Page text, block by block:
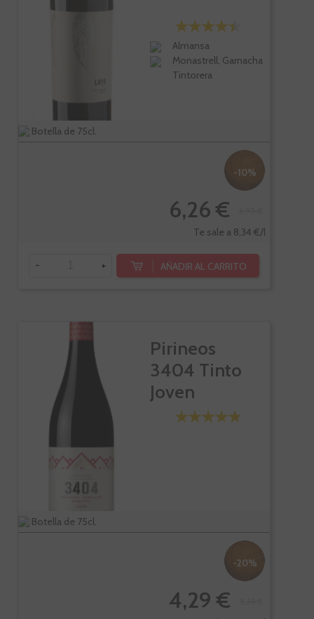
Almansa
Monastrell, Garnacha
Tintorera
Botella de 75cl.
-10%
6,26 €
Te sale a 8,34 €/l
- + AÑADIR AL CARRITO
Pirineos
3404 Tinto
Joven
Botella de 75cl.
-20%
4,29 €